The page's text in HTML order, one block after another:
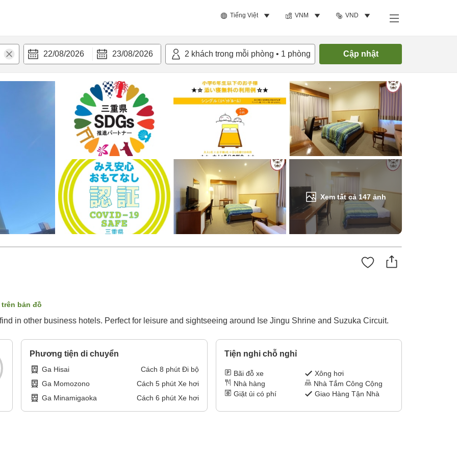
Tiếng Việt VNM VND
22/08/2026 23/08/2026 2 khách trong mỗi phòng • 1 phòng Cập nhật
Xem tất cả 147 ảnh
bật Tiện nghi Tìm phòng trống
bản đồ
in other business hotels. Perfect for leisure and sightseeing around Ise Jingu Shrine and Suzuka Circuit.
Phương tiện di chuyển
Ga Hisai Cách 8 phút Đi bộ
Ga Momozono
Cách 5phút Xe hơi
Ga Minamigaoka
Cách 6 phút Xe hơi
Tiện nghi chỗ nghỉ
Bãi đỗ xe
Xông hơi
Nhà hàng
Nhà Tắm Công Cộng
Giặt ủi có phí
Giao Hàng Tận Nhà